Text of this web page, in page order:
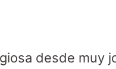
desde muy